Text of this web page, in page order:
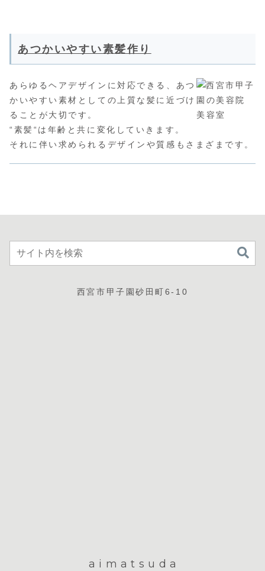
あつかいやすい素髪作り
あらゆるヘアデザインに対応できる、あつ
かいやすい素材としての上質な髪に近づけ
ることが大切です。
“素髪“は年齢と共に変化していきます。
それに伴い求められるデザインや質感もさまざまです。
西宮市甲子園砂田町6-10
aimatsuda